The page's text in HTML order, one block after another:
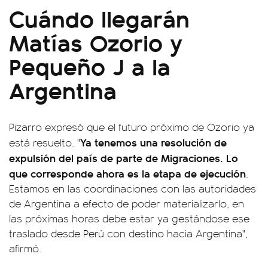
Cuándo llegarán
Matías Ozorio y
Pequeño J a la
Argentina
Pizarro expresó que el futuro próximo de Ozorio ya
está resuelto. "Ya tenemos una resolución de
expulsión del país de parte de Migraciones. Lo
que corresponde ahora es la etapa de ejecución.
Estamos en las coordinaciones con las autoridades
de Argentina a efecto de poder materializarlo, en
las próximas horas debe estar ya gestándose ese
traslado desde Perú con destino hacia Argentina",
afirmó.